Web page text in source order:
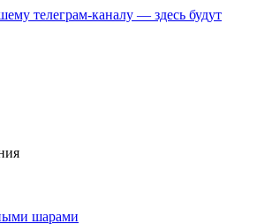
телеграм-каналу — здесь будут
шарами